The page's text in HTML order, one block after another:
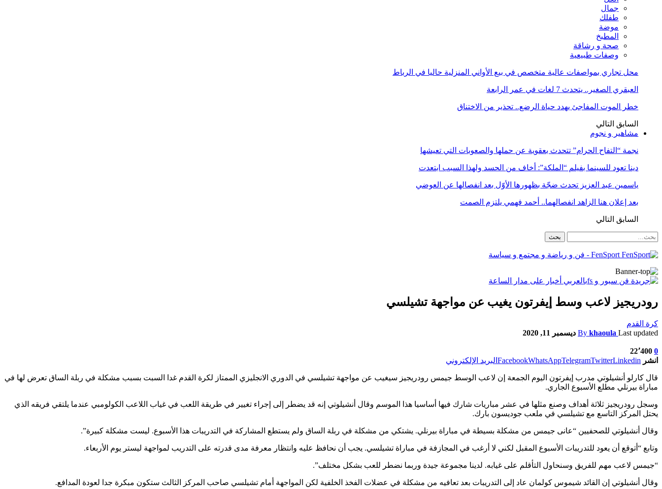
جمال
طفلك
موضة
المطبخ
صحة و رشاقة
وصفات طبيعية
محل تجاري بمواصفات عالية متخصص في بيع الأواني المنزلية حاليا في الرباط
العبقري الصغير.. يتحدث 7 لغات في عمر الرابعة
خطر الموت المفاجئ يهدد حياة الرضع.. تحذير من الاختناق
السابق التالي
مشاهير و نجوم
نجمة “التفاح الحرام” تتحدث بعقوية عن حملها والصعوبات التي تعيشها
دينا تعود للسينما بفيلم “الملكة”: أخاف من الحسد ولهذا السبب ابتعدت
ياسمين عبد العزيز تحدث ضجّة بظهورها الأوّل بعد انفصالها عن العوضي
بعد إعلان هنا الزاهد انفصالهما.. أحمد فهمي يلتزم الصمت
السابق التالي
FenSport - فن و رياضة و مجتمع و سياسة
رودريجيز لاعب وسط إيفرتون يغيب عن مواجهة تشيلسي
كرة القدم
By khaoula Last updated ديسمبر 11, 2020
0 22٬400
انشر
FacebookWhatsAppTelegramTwitterLinkedin البريد الإلكتروني
قال كارلو أنشيلوتي مدرب إيفرتون اليوم الجمعة إن لاعب الوسط جيمس رودريجيز سيغيب عن مواجهة تشيلسي في الدوري الانجليزي الممتاز لكرة القدم غدا السبت بسبب مشكلة في ربلة الساق تعرض لها في
مباراة بيرنلي مطلع الأسبوع الجاري.
وسجل رودريجيز ثلاثة أهداف وصنع مثلها في عشر مباريات شارك فيها أساسيا هذا الموسم وقال أنشيلوتي إنه قد يضطر إلى إجراء تغيير في طريقة اللعب في غياب اللاعب الكولومبي عندما يلتقي فريقه الذي
يحتل المركز التاسع مع تشيلسي في ملعب جوديسون بارك.
وقال أنشيلوتي للصحفيين “عانى جيمس من مشكلة بسيطة في مباراة بيرنلي. يشتكي من مشكلة في ربلة الساق ولم يستطع المشاركة في التدريبات هذا الأسبوع. ليست مشكلة كبيرة”.
وتابع “أتوقع أن يعود للتدريبات الأسبوع المقبل لكني لا أرغب في المجازفة في مباراة تشيلسي. يجب أن نحافظ عليه وانتظار معرفة مدى قدرته على التدريب لمواجهة ليستر يوم الأربعاء.
“جيمس لاعب مهم للفريق وسنحاول التأقلم على غيابه. لدينا مجموعة جيدة وربما نضطر للعب بشكل مختلف”.
وقال أنشيلوتي إن القائد شيموس كولمان عاد إلى التدريبات بعد تعافيه من مشكلة في عضلات الفخذ الخلفية لكن المواجهة أمام تشيلسي صاحب المركز الثالث ستكون مبكرة جدا لعودة المدافع.